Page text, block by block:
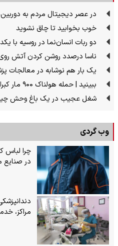
در عصر دیجیتال مردم به
خوب بخوابید تا چاق نشوید
دو ربات انسان‌نما در روسیه با
ناسا درصدد روشن کردن آتش
یک بار هم نوشابه در معالجات
ببینید | حمله هولناک ۹۰۰ مار کبرای قاتل به ساکنان مردم چین
شغل عجیب در یک باغ وحش
وب گردی
چرا لباس
در
مراکز،